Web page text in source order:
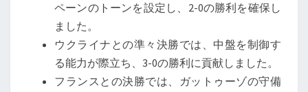
ペーンのトーンを設定し、2-0の勝利を確保し
ました。
ウクライナとの準々決勝では、中盤を制御す
る能力が際立ち、3-0の勝利に貢献しました。
フランスとの決勝では、ガットゥーゾの守備